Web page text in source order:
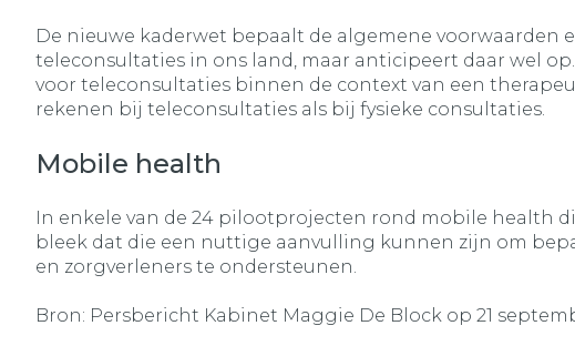
De nieuwe kaderwet bepaalt de algemene
teleconsultaties in ons land, maar anticipeert daar wel
voor teleconsultaties binnen de context van een
rekenen bij teleconsultaties als bij fysieke consultaties.
Mobile health
In enkele van de 24 pilootprojecten rond mobile health
bleek dat die een nuttige aanvulling kunnen zijn om
en zorgverleners te ondersteunen.
Bron: Persbericht Kabinet Maggie De Block op 21